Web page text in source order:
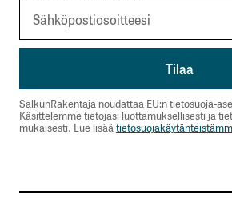
SalkunRakentaja noudattaa EU:n tietosuoja-
Käsittelemme tietojasi luottamuksellisesti ja
mukaisesti. Lue lisää